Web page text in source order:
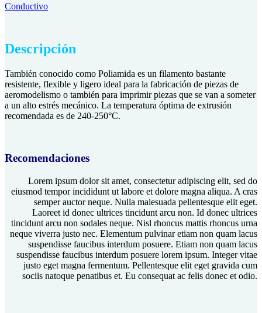
Conductivo
Descripción
También conocido como Poliamida es un filamento bastante
resistente, flexible y ligero ideal para la fabricación de piezas de
aeromodelismo o también para imprimir piezas que se van a someter
a un alto estrés mecánico. La temperatura óptima de extrusión
recomendada es de 240-250°C.
Recomendaciones
Lorem ipsum dolor sit amet, consectetur adipiscing elit, sed do
eiusmod tempor incididunt ut labore et dolore magna aliqua. A cras
semper auctor neque. Nulla malesuada pellentesque elit eget.
Laoreet id donec ultrices tincidunt arcu non. Id donec ultrices
tincidunt arcu non sodales neque. Nisl rhoncus mattis rhoncus urna
neque viverra justo nec. Elementum pulvinar etiam non quam lacus
suspendisse faucibus interdum posuere. Etiam non quam lacus
suspendisse faucibus interdum posuere lorem ipsum. Integer vitae
justo eget magna fermentum. Pellentesque elit eget gravida cum
sociis natoque penatibus et. Eu consequat ac felis donec et odio.